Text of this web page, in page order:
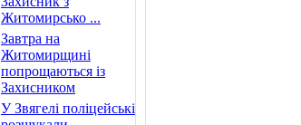
Житомирсько ...
Завтра на
Житомирщині
попрощаються із
Захисником
У Звягелі поліцейські